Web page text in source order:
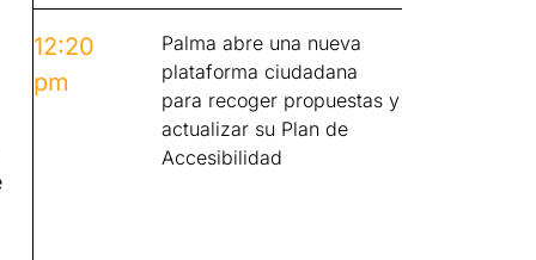
12:20
pm
Palma abre una nueva
plataforma ciudadana
para recoger propuestas y
actualizar su Plan de
Accesibilidad